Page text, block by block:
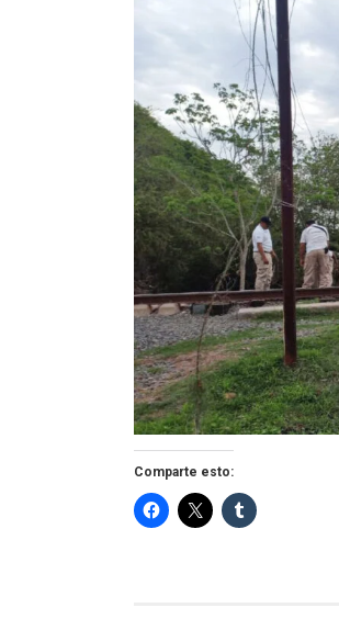
Comparte esto: